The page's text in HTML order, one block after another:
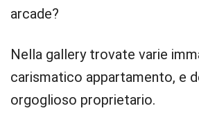
arcade?
Nella gallery trovate varie
carismatico appartamento, e
orgoglioso proprietario.